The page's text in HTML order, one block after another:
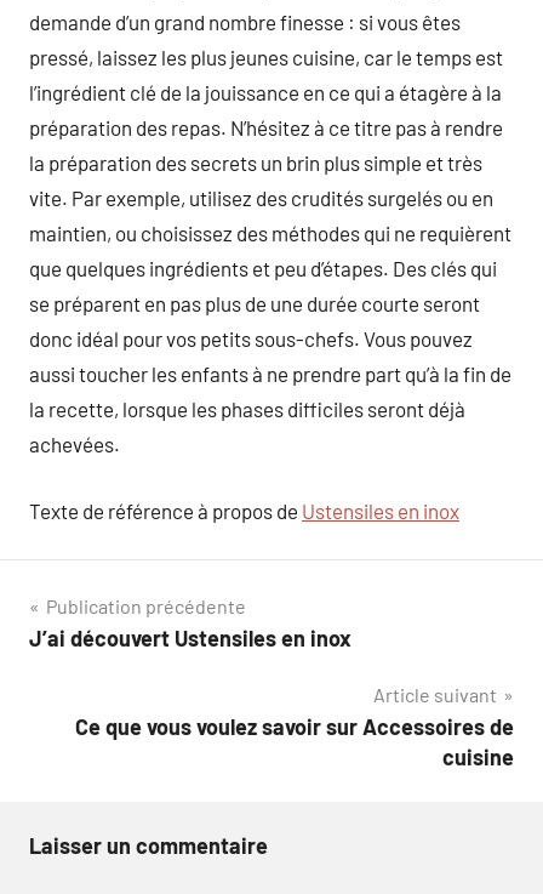
demande d’un grand nombre finesse : si vous êtes
pressé, laissez les plus jeunes cuisine, car le temps est
l’ingrédient clé de la jouissance en ce qui a étagère à la
préparation des repas. N’hésitez à ce titre pas à rendre
la préparation des secrets un brin plus simple et très
vite. Par exemple, utilisez des crudités surgelés ou en
maintien, ou choisissez des méthodes qui ne requièrent
que quelques ingrédients et peu d’étapes. Des clés qui
se préparent en pas plus de une durée courte seront
donc idéal pour vos petits sous-chefs. Vous pouvez
aussi toucher les enfants à ne prendre part qu’à la fin de
la recette, lorsque les phases difficiles seront déjà
achevées.
Texte de référence à propos de Ustensiles en inox
Navigation
de
Publication précédente
J’ai découvert Ustensiles en inox
Article suivant
Ce que vous voulez savoir sur Accessoires de
cuisine
Laisser un commentaire